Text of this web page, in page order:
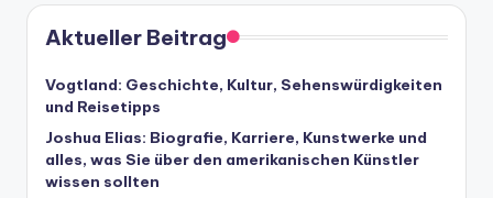
Aktueller Beitrag
Vogtland: Geschichte, Kultur, Sehenswürdigkeiten
und Reisetipps
Joshua Elias: Biografie, Karriere, Kunstwerke und
alles, was Sie über den amerikanischen Künstler
wissen sollten